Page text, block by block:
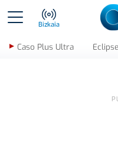
Bizkaia
Caso Plus Ultra Eclipse